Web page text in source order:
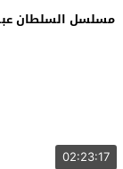
مسلسل السلطان عبد
02:23:17